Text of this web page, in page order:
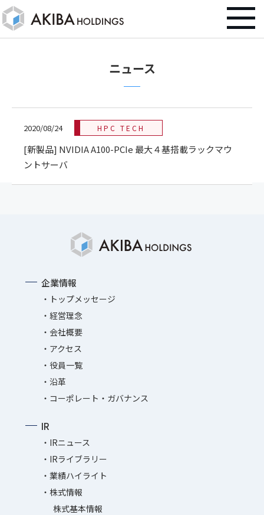
ニュース
2020/08/24 HPC TECH
[新製品] NVIDIA A100-PCIe 最大４基搭載ラックマウ
ントサーバ
企業情報
トップメッセージ
経営理念
会社概要
アクセス
役員一覧
沿革
コーポレート・ガバナンス
IR
IRニュース
IRライブラリー
業績ハイライト
株式情報
株式基本情報